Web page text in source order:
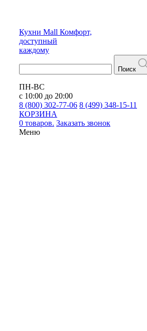
Кухни Mall Комфорт,
доступный
каждому
Поиск
ПН-ВС
с 10:00 до 20:00
8 (800) 302-77-06 8 (499) 348-15-11
КОРЗИНА
0 товаров. Заказать звонок
Меню